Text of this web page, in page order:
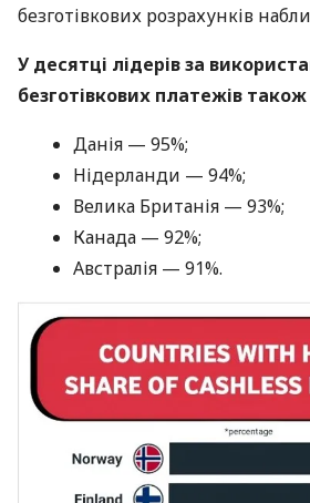
безготівкових розрахунків
У десятці лідерів за
безготівкових платежів
Данія — 95%;
Нідерланди — 94%;
Велика Британія — 93%;
Канада — 92%;
Австралія — 91%.